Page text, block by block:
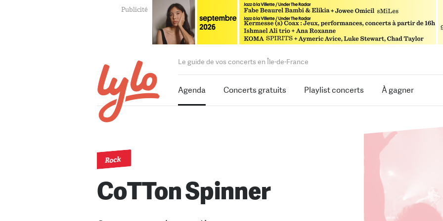
Le guide de vos concerts en Île-de-France
Agenda Concerts gratuits Playlist concerts À gagner
Rock
CoTTon Spinner